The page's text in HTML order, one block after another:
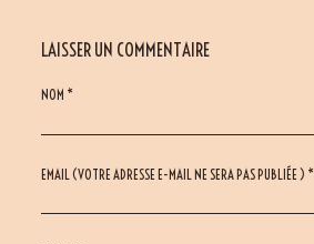
LAISSER UN COMMENTAIRE
NOM *
EMAIL (VOTRE ADRESSE E-MAIL NE SERA PAS PUBLIÉE ) *